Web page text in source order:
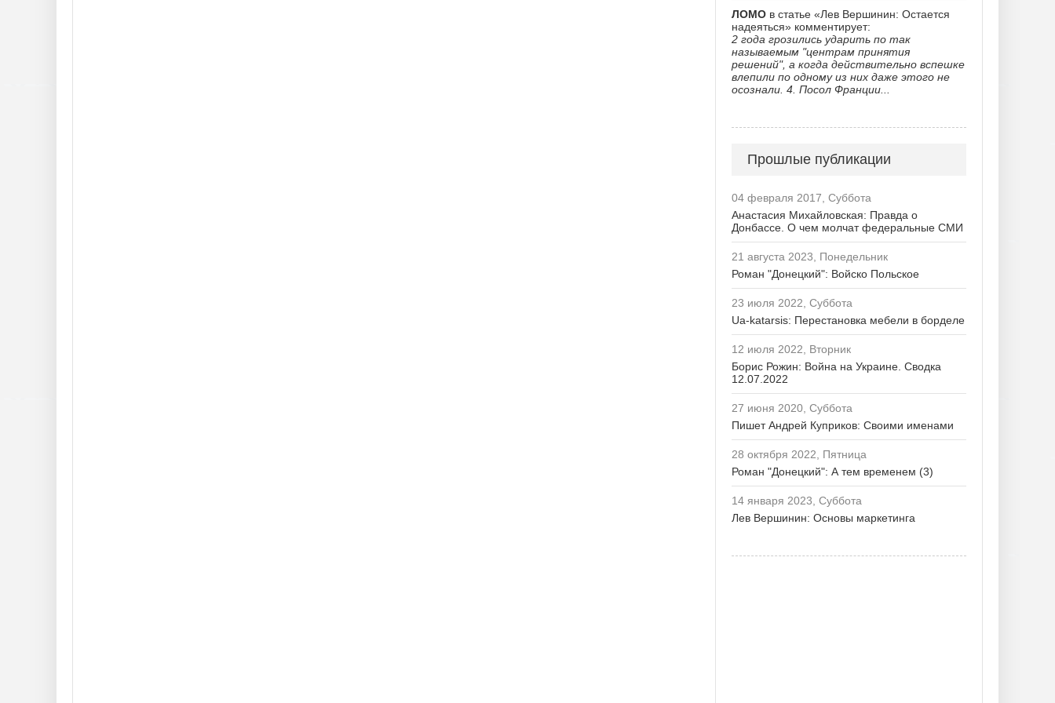
ЛОМО в статье «Лев Вершинин: Остается
надеяться» комментирует:
2 года грозились ударить по так
называемым "центрам принятия
решений", а когда действительно вспешке
влепили по одному из них даже этого не
осознали. 4. Посол Франции...
Прошлые публикации
04 февраля 2017, Суббота
Анастасия Михайловская: Правда о
Донбассе. О чем молчат федеральные СМИ
21 августа 2023, Понедельник
Роман "Донецкий": Войско Польское
23 июля 2022, Суббота
Ua-katarsis: Перестановка мебели в борделе
12 июля 2022, Вторник
Борис Рожин: Война на Украине. Сводка
12.07.2022
27 июня 2020, Суббота
Пишет Андрей Куприков: Своими именами
28 октября 2022, Пятница
Роман "Донецкий": А тем временем (3)
14 января 2023, Суббота
Лев Вершинин: Основы маркетинга